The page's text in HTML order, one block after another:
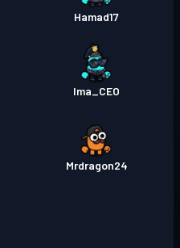
Hamad17
Ima_CEO
Mrdragon24